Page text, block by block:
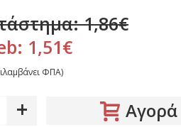
1,86€
1,51€
ΦΠΑ)
+ Αγορά